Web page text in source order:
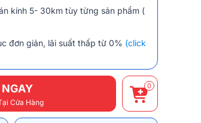
kính 5- 30km tùy từng sản phẩm (
đơn giản, lãi suất thấp từ 0% (click
Cửa Hàng
0